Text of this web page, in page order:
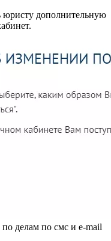
юристу дополнительную
делам по смс и e-mail